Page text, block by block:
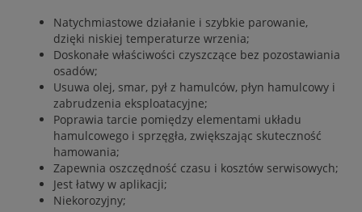
Natychmiastowe działanie i szybkie parowanie,
dzięki niskiej temperaturze wrzenia;
Doskonałe właściwości czyszczące bez pozostawiania
osadów;
Usuwa olej, smar, pył z hamulców, płyn hamulcowy i
zabrudzenia eksploatacyjne;
Poprawia tarcie pomiędzy elementami układu
hamulcowego i sprzęgła, zwiększając skuteczność
hamowania;
Zapewnia oszczędność czasu i kosztów serwisowych;
Jest łatwy w aplikacji;
Niekorozyjny;